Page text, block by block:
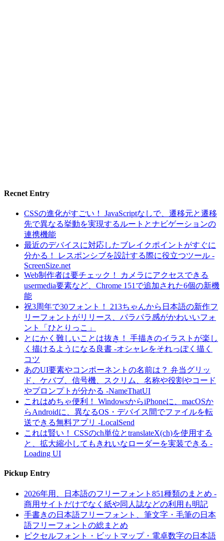
Recnet Entry
CSSの進化がすごい！ JavaScriptなしで、遷移元と遷移
先で異なる挙動を実現するルートとナビゲーションの
連携機能
最近のデバイスに対応したブレイクポイントがすぐに
分かる！ レスポンシブを設計する際に役立つツール -
ScreenSize.net
Web制作者は要チェック！ カメラにアクセスできる
usermedia要素など、Chrome 151で追加された6個の新機
能
祝3周年で30フォント！ 213ちゃんから日本語の新作フ
リーフォントがリリース、パラパラ感がかわいいフォ
ント「ひとりっこ」
とにかく難しいことは抜き！ 手描きのイラストが楽し
く描けるようになる良書 -オシャレをそれっぽく描く
コツ
あのUI要素やコンポーネントの名前は？ 弁当グリッ
ド、ケバブ、信号機、スクリム、名称や役割やコード
やプロンプトが分かる -NameThatUI
これはめちゃ便利！ WindowsからiPhoneに、macOSか
らAndroidに、異なるOS・デバイス間でファイルを転
送できる無料アプリ -LocalSend
これは賢い！ CSSのch単位とtranslateX(ch)を使用する
と、拡大縮小してもきれいなローダーを実装できる -
Loading UI
Pickup Entry
2026年用、日本語のフリーフォント851種類のまとめ -
商用サイトだけでなく紙や同人誌などの利用も明記
手書きの日本語フリーフォント、筆文字・毛筆の日本
語フリーフォントの総まとめ
ピクセルフォント・ビットマップ・電卓数字の日本語